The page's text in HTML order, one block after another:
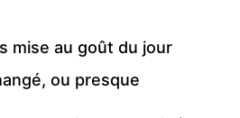
mise au goût du jour
ou presque